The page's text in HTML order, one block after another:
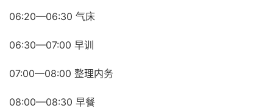
06:20—06:30 气床
06:30—07:00 早训
07:00—08:00 整理内务
08:00—08:30 早餐